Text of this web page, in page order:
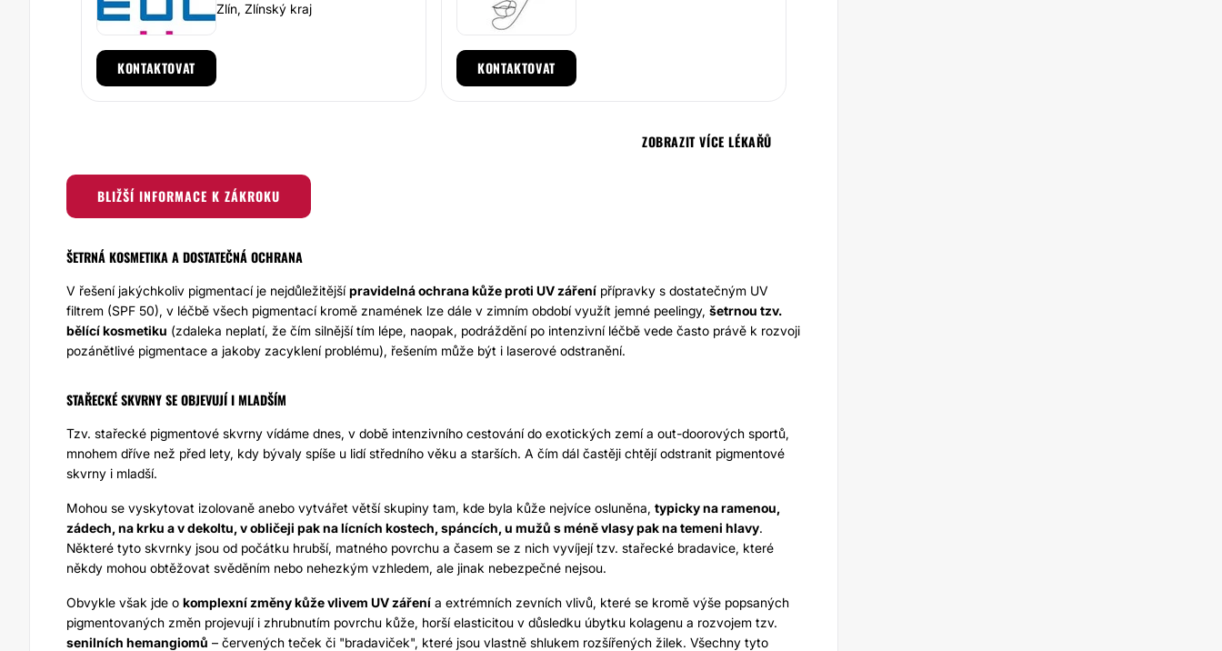
Zlín, Zlínský kraj
KONTAKTOVAT KONTAKTOVAT
ZOBRAZIT VÍCE LÉKAŘŮ
BLIŽŠÍ INFORMACE K ZÁKROKU
ŠETRNÁ KOSMETIKA A DOSTATEČNÁ OCHRANA
V řešení jakýchkoliv pigmentací je nejdůležitějšípravidelná ochrana kůže proti UV záření přípravky s dostatečným UV
filtrem (SPF 50), v léčbě všech pigmentací kromě znamének lze dále v zimním období využít jemné peelingy, šetrnou tzv.
bělící kosmetiku (zdaleka neplatí, že čím silnější tím lépe, naopak, podráždění po intenzivní léčbě vede často právě k rozvoji
pozánětlivé pigmentace a jakoby zacyklení problému), řešením může být i laserové odstranění.
STAŘECKÉ SKVRNY SE OBJEVUJÍ I MLADŠÍM
Tzv. stařecké pigmentové skvrny vídáme dnes, v době intenzivního cestování do exotických zemí a out-doorových sportů,
mnohem dříve než před lety, kdy bývaly spíše u lidí středního věku a starších. A čím dál častěji chtějíodstranit pigmentové
skvrny i mladší.
Mohou se vyskytovat izolovaně anebo vytvářet větší skupiny tam, kde byla kůže nejvíce osluněna, typicky na ramenou,
zádech, na krku a v dekoltu, v obličeji pak na lícních kostech, spáncích, u mužů s méně vlasy pak na temeni hlavy.
Některé tyto skvrnky jsou od počátku hrubší, matného povrchu a časem se z nich vyvíjejí tzv. stařecké bradavice, které
někdy mohou obtěžovat svěděním nebo nehezkým vzhledem, ale jinak nebezpečné nejsou.
Obvykle však jde o komplexní změny kůže vlivem UV záření a extrémních zevních vlivů, které se kromě výše popsaných
pigmentovaných změn projevují i zhrubnutím povrchu kůže, horší elasticitou v důsledku úbytku kolagenu a rozvojem tzv.
senilních hemangiomů – červených teček či "bradaviček", které jsou vlastně shlukem rozšířených žilek. Všechny tyto